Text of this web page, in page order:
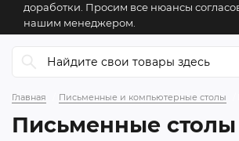
доработки. Просим все нюансы
нашим менеджером.
Главная Письменные и компьютерные столы
Письменные